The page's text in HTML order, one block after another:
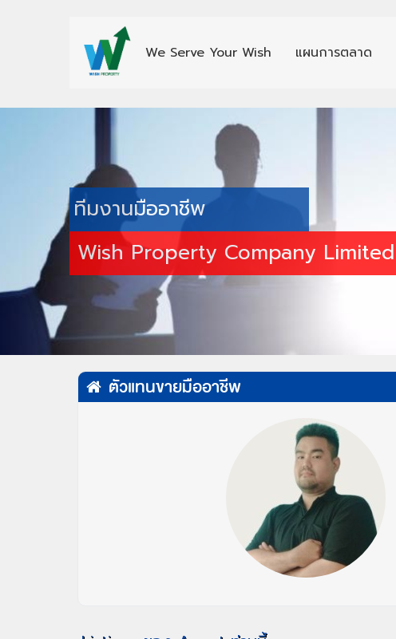
We Serve Your Wish แผนการตลาด
ทีมงานมืออาชีพ
Wish Property Company Limited
ตัวแทนขายมืออาชีพ